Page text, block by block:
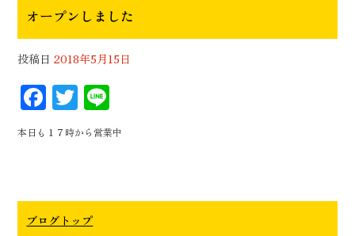
オープンしました
投稿日 2018年5月15日
F
ac
eb
k
T
wi
tt
n
e
本日も１７時から営業中
ブログトップ